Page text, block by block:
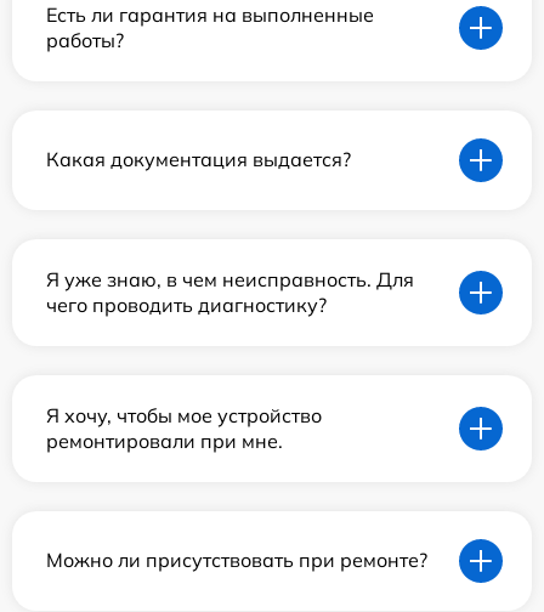
Есть ли гарантия на выполненные
работы?
Какая документация выдается?
Я уже знаю, в чем неисправность. Для
чего проводить диагностику?
Я хочу, чтобы мое устройство
ремонтировали при мне.
Можно ли присутствовать при ремонте?